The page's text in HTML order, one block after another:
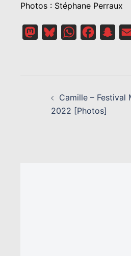
Photos : Stéphane Perraux
MastodonBlueskyWhatsApp
D’ARTICLE
Camille – Festival
2022 [Photos]